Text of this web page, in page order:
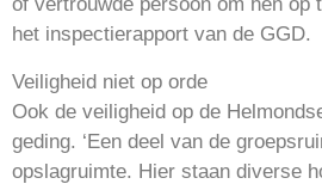
het inspectierapport van de GGD.
Veiligheid niet op orde
Ook de veiligheid op de
geding. ‘Een deel van de
opslagruimte. Hier staan diverse